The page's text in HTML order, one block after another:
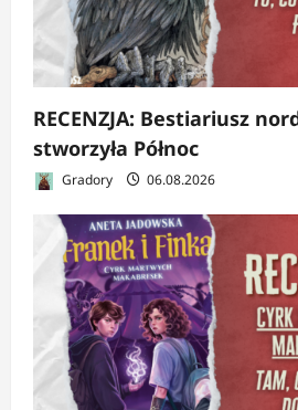
RECENZJA: Bestiariusz
stworzyła Północ
Gradory 06.08.2026